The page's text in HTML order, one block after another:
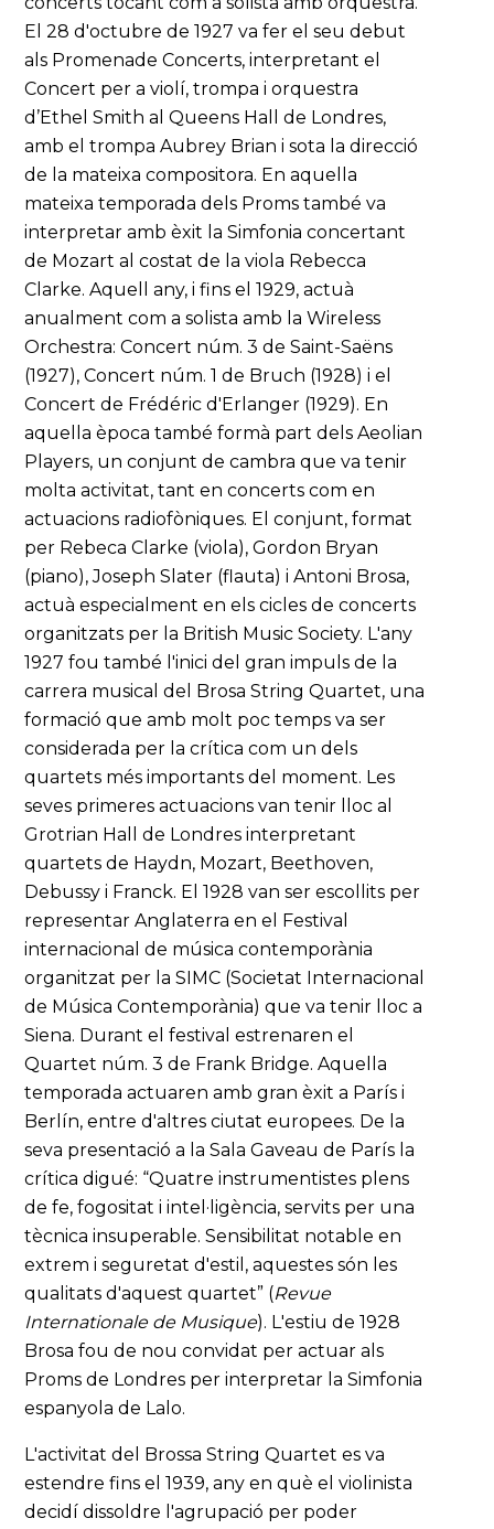
El 28 d'octubre de 1927 va fer el seu debut
als Promenade Concerts, interpretant el
Concert per a violí, trompa i orquestra
d’Ethel Smith al Queens Hall de Londres,
amb el trompa Aubrey Brian i sota la direcció
de la mateixa compositora. En aquella
mateixa temporada dels Proms també va
interpretar amb èxit la Simfonia concertant
de Mozart al costat de la viola Rebecca
Clarke. Aquell any, i fins el 1929, actuà
anualment com a solista amb la Wireless
Orchestra: Concert núm. 3 de Saint-Saëns
(1927), Concert núm. 1 de Bruch (1928) i el
Concert de Frédéric d'Erlanger (1929). En
aquella època també formà part dels Aeolian
Players, un conjunt de cambra que va tenir
molta activitat, tant en concerts com en
actuacions radiofòniques. El conjunt, format
per Rebeca Clarke (viola), Gordon Bryan
(piano), Joseph Slater (flauta) i Antoni Brosa,
actuà especialment en els cicles de concerts
organitzats per la British Music Society. L'any
1927 fou també l'inici del gran impuls de la
carrera musical del Brosa String Quartet, una
formació que amb molt poc temps va ser
considerada per la crítica com un dels
quartets més importants del moment. Les
seves primeres actuacions van tenir lloc al
Grotrian Hall de Londres interpretant
quartets de Haydn, Mozart, Beethoven,
Debussy i Franck. El 1928 van ser escollits per
representar Anglaterra en el Festival
internacional de música contemporània
organitzat per la SIMC (Societat Internacional
de Música Contemporània) que va tenir lloc a
Siena. Durant el festival estrenaren el
Quartet núm. 3 de Frank Bridge. Aquella
temporada actuaren amb gran èxit a París i
Berlín, entre d'altres ciutat europees. De la
seva presentació a la Sala Gaveau de París la
crítica digué: “Quatre instrumentistes plens
de fe, fogositat i intel·ligència, servits per una
tècnica insuperable. Sensibilitat notable en
extrem i seguretat d'estil, aquestes són les
qualitats d'aquest quartet” (Revue
Internationale de Musique). L'estiu de 1928
Brosa fou de nou convidat per actuar als
Proms de Londres per interpretar la Simfonia
espanyola de Lalo.
L'activitat del Brossa String Quartet es va
estendre fins el 1939, any en què el violinista
decidí dissoldre l'agrupació per poder